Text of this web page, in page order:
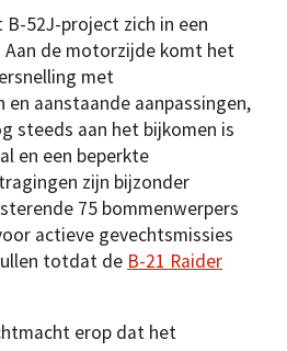
52J-project zich in een
de motorzijde komt het
met
aanstaande aanpassingen,
steeds aan het bijkomen is
en een beperkte
zijn bijzonder
75 bommenwerpers
actieve gevechtsmissies
totdat de B-21 Raider
erop dat het